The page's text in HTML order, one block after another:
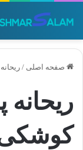
صفحه اصلی /